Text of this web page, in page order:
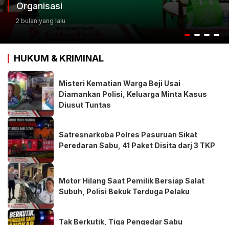
Organisasi
2 bulan yang lalu
HUKUM & KRIMINAL
Misteri Kematian Warga Beji Usai
Diamankan Polisi, Keluarga Minta Kasus
Diusut Tuntas
Satresnarkoba Polres Pasuruan Sikat
Peredaran Sabu, 41 Paket Disita darj 3 TKP
Motor Hilang Saat Pemilik Bersiap Salat
Subuh, Polisi Bekuk Terduga Pelaku
Tak Berkutik, Tiga Pengedar Sabu